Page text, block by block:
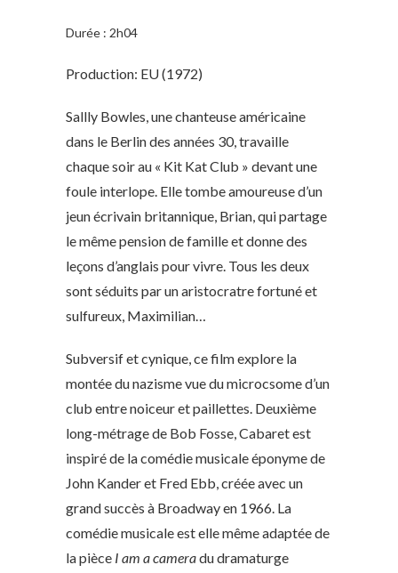
Durée : 2h04
Production: EU (1972)
Sallly Bowles, une chanteuse américaine
dans le Berlin des années 30, travaille
chaque soir au « Kit Kat Club » devant une
foule interlope. Elle tombe amoureuse d’un
jeun écrivain britannique, Brian, qui partage
le même pension de famille et donne des
leçons d’anglais pour vivre. Tous les deux
sont séduits par un aristocratre fortuné et
sulfureux, Maximilian…
Subversif et cynique, ce film explore la
montée du nazisme vue du microcsome d’un
club entre noiceur et paillettes. Deuxième
long-métrage de Bob Fosse, Cabaret est
inspiré de la comédie musicale éponyme de
John Kander et Fred Ebb, créée avec un
grand succès à Broadway en 1966. La
comédie musicale est elle même adaptée de
la pièce I am a cameradu dramaturge